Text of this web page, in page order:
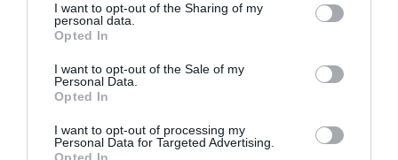
I want to opt-out of the Sharing of my
personal data.
Opted In
I want to opt-out of the Sale of my
Personal Data.
Opted In
I want to opt-out of processing my
Personal Data for Targeted Advertising.
Opted In
Πληροφορίες στην οργανωτική επιτροπή:
Ντάμπης Βασίλειος: 6946774444
Παπαδημητρίου Δημήτρης : 6936636328
Μανώλας Γεώργιος : 6981220027
Ιωσηφίδης Δημήτρης: 6948833989